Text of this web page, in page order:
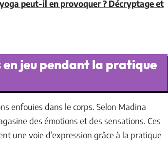
peut-il en provoquer ? Décryptage et
en jeu pendant la pratique
enfouies dans le corps. Selon Madina
des émotions et des sensations. Ces
une voie d’expression grâce à la pratique